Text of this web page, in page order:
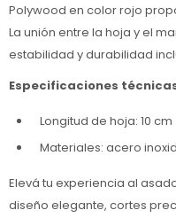
Polywood en color rojo
La unión entre la hoja y el
estabilidad y durabilidad
Especificaciones
Longitud de hoja: 10 cm
Materiales: acero
Elevá tu experiencia al
diseño elegante, cortes